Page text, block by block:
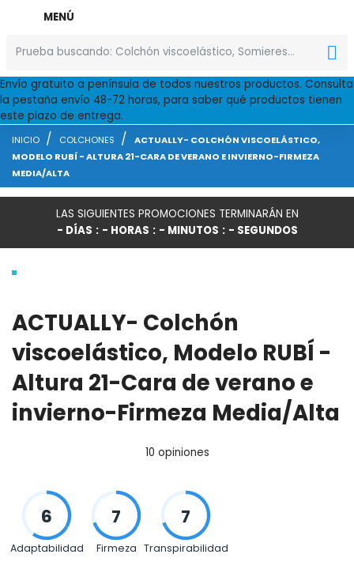
MENÚ

Envío gratuito a península de todos nuestros productos. Consulta
la pestaña envío 48-72 horas, para saber qué productos tienen
este plazo de entrega.
INICIO COLCHONES
ACTUALLY- COLCHÓN VISCOELÁSTICO,
MODELO RUBÍ - ALTURA 21-CARA DE VERANO E INVIERNO-FIRMEZA
MEDIA/ALTA
LAS SIGUIENTES PROMOCIONES TERMINARÁN EN
- DÍAS - HORAS - MINUTOS - SEGUNDOS
ACTUALLY- Colchón
viscoelástico, Modelo RUBÍ -
Altura 21-Cara de verano e
invierno-Firmeza Media/Alta
10 opiniones
Adaptabilidad Firmeza Transpirabilidad